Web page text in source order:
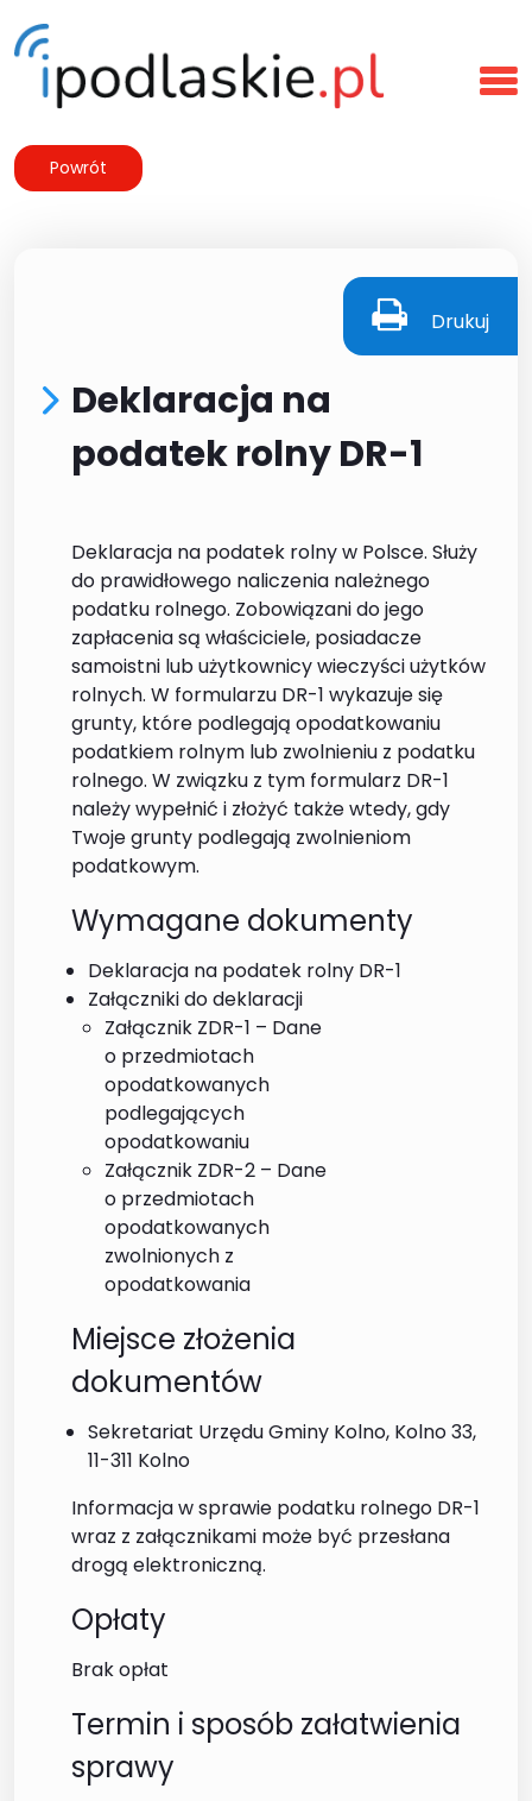
Powrót
Drukuj
Deklaracja na
podatek rolny DR-1
Deklaracja na podatek rolny w Polsce. Służy
do prawidłowego naliczenia należnego
podatku rolnego. Zobowiązani do jego
zapłacenia są właściciele, posiadacze
samoistni lub użytkownicy wieczyści użytków
rolnych. W formularzu DR-1 wykazuje się
grunty, które podlegają opodatkowaniu
podatkiem rolnym lub zwolnieniu z podatku
rolnego. W związku z tym formularz DR-1
należy wypełnić i złożyć także wtedy, gdy
Twoje grunty podlegają zwolnieniom
podatkowym.
Wymagane dokumenty
Deklaracja na podatek rolny DR-1
Załączniki do deklaracji
Załącznik ZDR-1 – Dane
o przedmiotach
opodatkowanych
podlegających
opodatkowaniu
Załącznik ZDR-2 – Dane
o przedmiotach
opodatkowanych
zwolnionych z
opodatkowania
Miejsce złożenia
dokumentów
Sekretariat Urzędu Gminy Kolno, Kolno 33,
11-311 Kolno
Informacja w sprawie podatku rolnego DR-1
wraz z załącznikami może być przesłana
drogą elektroniczną.
Opłaty
Brak opłat
Termin i sposób załatwienia
sprawy